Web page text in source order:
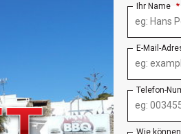
Ihr Name *
E-Mail-
Telefon-
Wie